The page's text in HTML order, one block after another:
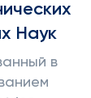
Наук
в